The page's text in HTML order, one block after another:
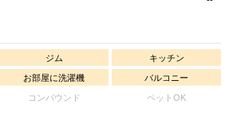
ジム キッチン
お部屋に洗濯機 バルコニー
コンパウンド ペットOK